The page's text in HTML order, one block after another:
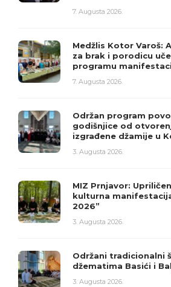
7. Augusta 2026.
Medžlis Kotor Varoš:
za brak i porodicu
programu
7. Augusta 2026.
Održan program
godišnjice od
izgrađene džamije u
3. Augusta 2026.
MIZ Prnjavor:
kulturna
2026”
3. Augusta 2026.
Održani tradicionalni
džematima Basići i
3. Augusta 2026.